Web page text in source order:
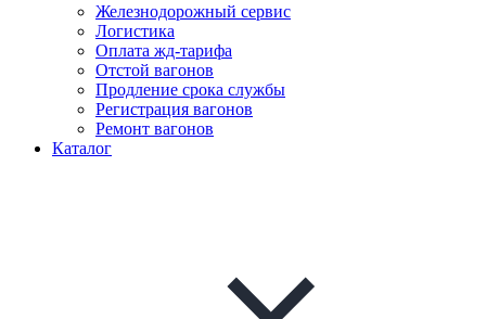
Железнодорожный сервис
Логистика
Оплата жд-тарифа
Отстой вагонов
Продление срока службы
Регистрация вагонов
Ремонт вагонов
Каталог